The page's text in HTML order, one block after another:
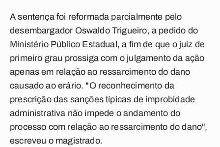
A sentença foi reformada parcialmente pelo
desembargador Oswaldo Trigueiro, a pedido do
Ministério Público Estadual, a fim de que o juiz de
primeiro grau prossiga com o julgamento da ação
apenas em relação ao ressarcimento do dano
causado ao erário. "O reconhecimento da
prescrição das sanções típicas de improbidade
administrativa não impede o andamento do
processo com relação ao ressarcimento do dano",
escreveu o magistrado.